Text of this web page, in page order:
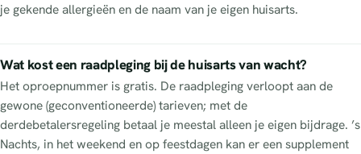
je gekende allergieën en de naam van je eigen huisarts.
Wat kost een raadpleging bij de huisarts van wacht?
Het oproepnummer is gratis. De raadpleging verloopt aan de
gewone (geconventioneerde) tarieven; met de
derdebetalersregeling betaal je meestal alleen je eigen bijdrage. ’s
Nachts, in het weekend en op feestdagen kan er een supplement